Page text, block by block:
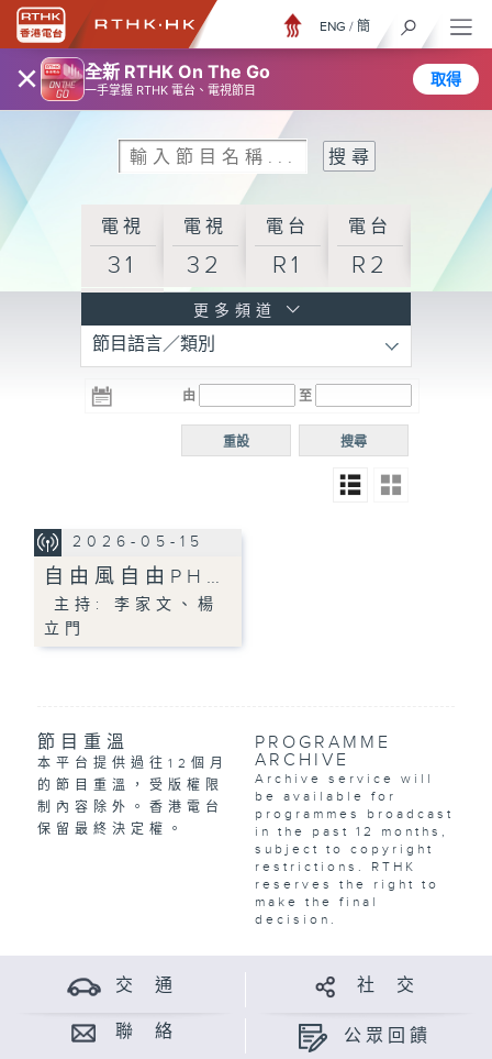
× 全新 RTHK On The Go
一手掌握 RTHK 電台、電視節目
取得
ENG / 簡
電視
31
電視
32
電台
R1
電台
R2
R3
電台 電台
R5
電台
普通
更多頻道
節目語言／類別
由 至
搜尋
重設
2026-05-15
自由風自由PH…
主持: 李家文、楊
立門
節目重溫
本平台提供過往12個月
的節目重溫，受版權限
制內容除外。香港電台
保留最終決定權。
PROGRAMME
ARCHIVE
Archive service will
be available for
programmes broadcast
in the past 12 months,
subject to copyright
restrictions. RTHK
reserves the right to
make the final
decision.
交 通 社 交
聯 絡 公眾回饋